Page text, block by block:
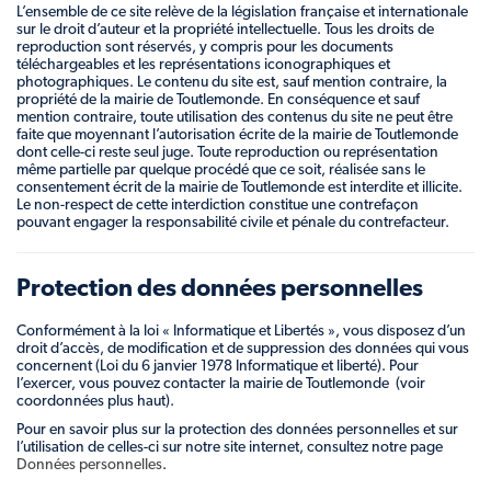
L’ensemble de ce site relève de la législation française et internationale
sur le droit d’auteur et la propriété intellectuelle. Tous les droits de
reproduction sont réservés, y compris pour les documents
téléchargeables et les représentations iconographiques et
photographiques. Le contenu du site est, sauf mention contraire, la
propriété de la mairie de Toutlemonde. En conséquence et sauf
mention contraire, toute utilisation des contenus du site ne peut être
faite que moyennant l’autorisation écrite de la mairie de Toutlemonde
dont celle-ci reste seul juge. Toute reproduction ou représentation
même partielle par quelque procédé que ce soit, réalisée sans le
consentement écrit de la mairie de Toutlemonde est interdite et illicite.
Le non-respect de cette interdiction constitue une contrefaçon
pouvant engager la responsabilité civile et pénale du contrefacteur.
Protection des données personnelles
Conformément à la loi « Informatique et Libertés », vous disposez d’un
droit d’accès, de modification et de suppression des données qui vous
concernent (Loi du 6 janvier 1978 Informatique et liberté). Pour
l’exercer, vous pouvez contacter la mairie de Toutlemonde (voir
coordonnées plus haut).
Pour en savoir plus sur la protection des données personnelles et sur
l’utilisation de celles-ci sur notre site internet, consultez notre page
Données personnelles.